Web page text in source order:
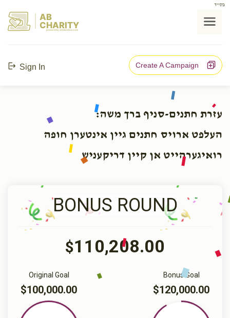
בס"ד
AB
CHARITY
powerd by ahblicklive.com
Sign In Create A Campaign
עזרת חתנים-סניף ברך משה:
העלפט ארויס חתנים גיין אינטערן חופה
רואיגערהייט אן קיין דריקעניש
BONUS ROUND
$110,208.00
Bonus Goal
$120,000.00
Original Goal
$100,000.00